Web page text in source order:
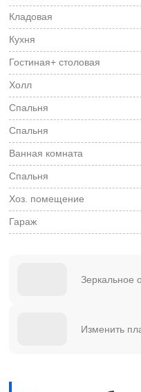
Кладовая
Кухня
Гостиная+ столовая
Холл
Спальня
Спальня
Ванная комната
Спальня
Хоз. помещение
Гараж
Зеркальное
Изменить